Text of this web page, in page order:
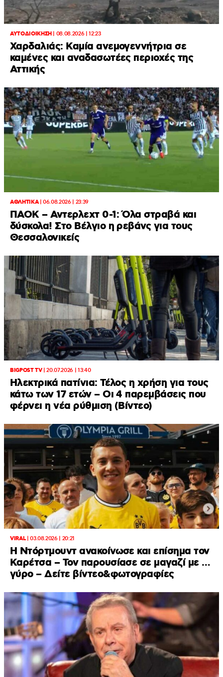
ΑΥΤΟΔΙΟΙΚΗΣΗ| 08.08.2026 | 12:23
Χαρδαλιάς: Καμία ανεμογεννήτρια σε
καμένες και αναδασωτέες περιοχές της
Αττικής
ΑΘΛΗΤΙΚΑ|06.08.2026 | 23:39
ΠΑΟΚ – Αντερλεχτ 0-1: Όλα στραβά και
δύσκολα! Στο Βέλγιο η ρεβάνς για τους
Θεσσαλονικείς
BIGPOST TV|20.07.2026 | 13:40
Ηλεκτρικά πατίνια: Τέλος η χρήση για τους
κάτω των 17 ετών – Οι 4 παρεμβάσεις που
φέρνει η νέα ρύθμιση (Βίντεο)
VIRAL|03.08.2026 | 20:21
Η Ντόρτμουντ ανακοίνωσε και επίσημα τον
Καρέτσα – Τον παρουσίασε σε μαγαζί με …
γύρο – Δείτε βίντεο&φωτογραφίες